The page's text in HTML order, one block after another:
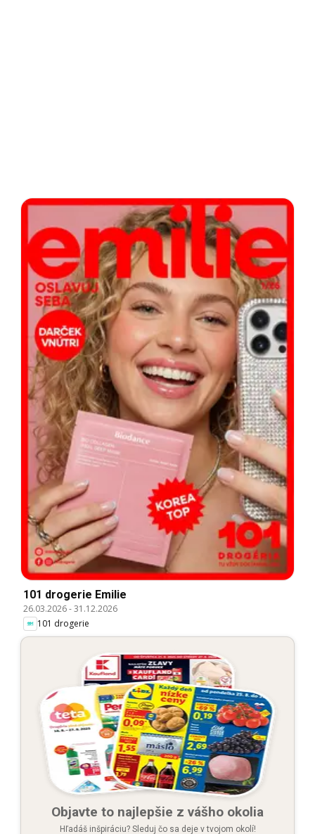
101 drogerie Emilie
26.03.2026-31.12.2026
101 drogerie
Objavte to najlepšie z vášho okolia
Hľadáš inšpiráciu? Sleduj čo sa deje v tvojom okolí!